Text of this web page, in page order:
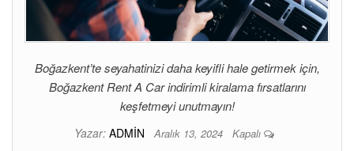
Boğazkent’te seyahatinizi daha keyifli hale getirmek için,
Boğazkent Rent A Car indirimli kiralama fırsatlarını
keşfetmeyi unutmayın!
Yazar: ADMIN Aralık 13, 2024 Kapalı